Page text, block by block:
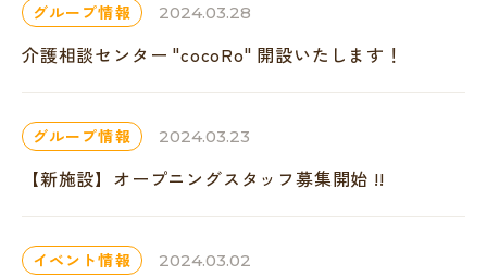
グループ情報 2024.03.28
介護相談センター "cocoRo" 開設いたします！
グループ情報 2024.03.23
【新施設】オープニングスタッフ募集開始 !!
イベント情報 2024.03.02